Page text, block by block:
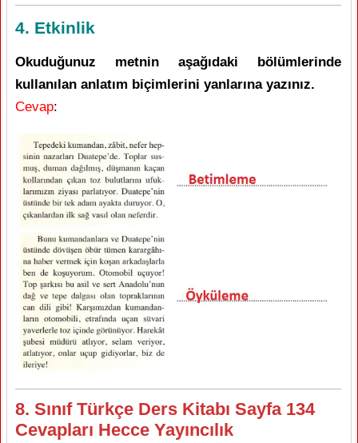
4. Etkinlik
Okuduğunuz metnin aşağıdaki bölümlerinde
kullanılan anlatım biçimlerini yanlarına yazınız.
Cevap:
8. Sınıf Türkçe Ders Kitabı Sayfa 134
Cevapları Hecce Yayıncılık